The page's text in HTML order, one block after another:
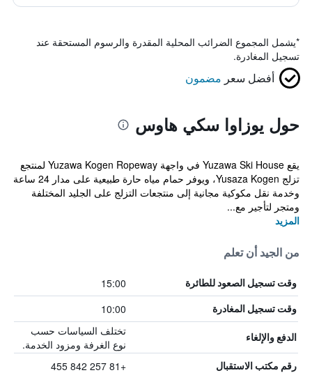
*يشمل المجموع الضرائب المحلية المقدرة والرسوم المستحقة عند
تسجيل المغادرة.
أفضل سعر مضمون
حول يوزاوا سكي هاوس
يقع Yuzawa Ski House في واجهة Yuzawa Kogen Ropeway لمنتجع
تزلج Yusaza Kogen، ويوفر حمام مياه حارة طبيعية على مدار 24 ساعة
وخدمة نقل مكوكية مجانية إلى منتجعات التزلج على الجليد المختلفة
ومتجر لتأجير مع...
المزيد
من الجيد أن تعلم
وقت تسجيل الصعود للطائرة 15:00
وقت تسجيل المغادرة 10:00
الدفع والإلغاء
تختلف السياسات حسب
نوع الغرفة ومزود الخدمة.
رقم مكتب الاستقبال +81 257 842 455